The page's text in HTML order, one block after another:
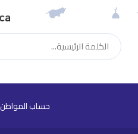
حساب المواطن